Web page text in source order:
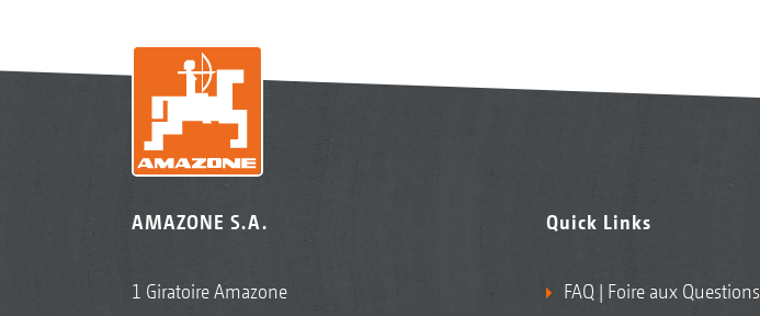
AMAZONE S.A.
1 Giratoire Amazone
Quick Links
FAQ | Foire aux Questions